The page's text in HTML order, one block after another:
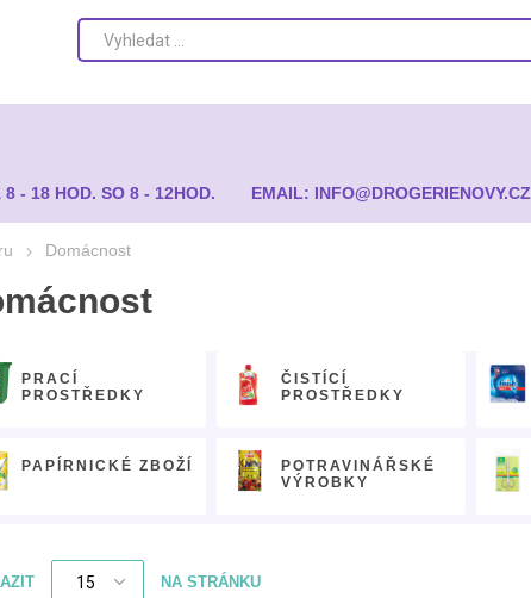
8 - 18 HOD. SO 8 - 12HOD. EMAIL: INFO@DROGERIENOVY.CZ
Domácnost
PRACÍ
PROSTŘEDKY
ČISTÍCÍ
PROSTŘEDKY
PAPÍRNICKÉ ZBOŽÍ
POTRAVINÁŘSKÉ
VÝROBKY
NA STRÁNKU